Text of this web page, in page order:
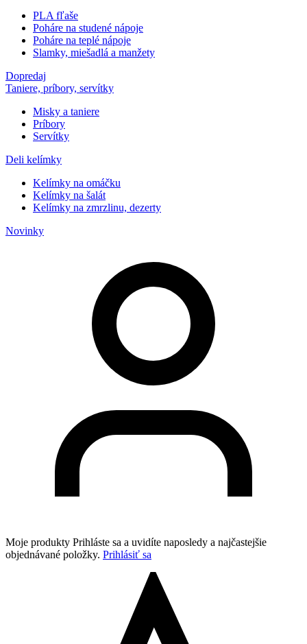
PLA fľaše
Poháre na studené nápoje
Poháre na teplé nápoje
Slamky, miešadlá a manžety
Dopredaj
Taniere, príbory, servítky
Misky a taniere
Príbory
Servítky
Deli kelímky
Kelímky na omáčku
Kelímky na šalát
Kelímky na zmrzlinu, dezerty
Novinky
Moje produkty Prihláste sa a uvidíte naposledy a najčastejšie
objednávané položky. Prihlásiť sa